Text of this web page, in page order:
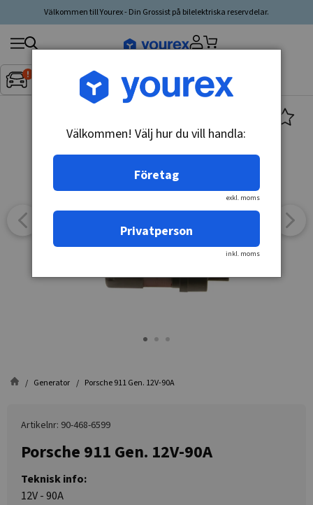
Välkommen till Yourex - Din Grossist på bilelektriska reservdelar.
Inget fordon valt▼
Sök
produkt,
tillverkare,
Generator Porsche 911 Gen. 12V-90A
Artikelnr: 90-468-6599
Porsche 911 Gen. 12V-90A
Teknisk info:
12V - 90A
Välkommen! Välj hur du vill handla:
Företag
exkl. moms
Privatperson
inkl. moms